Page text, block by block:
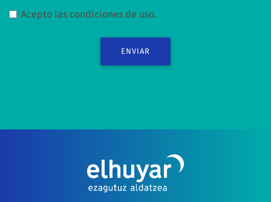
Acepto las condiciones de uso.
ENVIAR